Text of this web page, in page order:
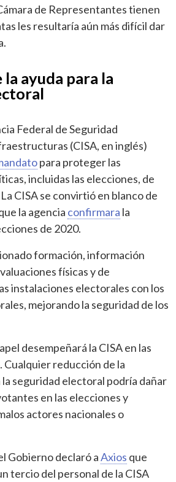
de Representantes tienen
les resultaría aún más difícil dar
la ayuda para la
Federal de Seguridad
(CISA, en inglés)
para proteger las
incluidas las elecciones, de
CISA se convirtió en blanco de
la agencia confirmara la
de 2020.
formación, información
físicas y de
instalaciones electorales con los
mejorando la seguridad de los
desempeñará la CISA en las
Cualquier reducción de la
seguridad electoral podría dañar
en las elecciones y
actores nacionales o
Gobierno declaró aAxios que
tercio del personal de la CISA